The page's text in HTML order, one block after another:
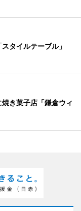
スタイルテーブル」
き菓子店「鎌倉ウィ